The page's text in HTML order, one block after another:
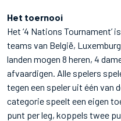
Het toernooi
Het ‘4 Nations Tournament’
teams van België,
landen mogen 8 heren, 4
afvaardigen. Alle spelers
tegen een speler uit één van
categorie speelt een eigen
punt per leg, koppels twee